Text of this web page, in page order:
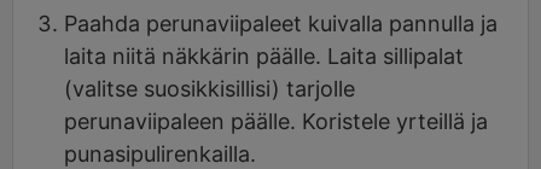
Paahda perunaviipaleet kuivalla pannulla ja
laita niitä näkkärin päälle. Laita sillipalat
(valitse suosikkisillisi) tarjolle
perunaviipaleen päälle. Koristele yrteillä ja
punasipulirenkailla.